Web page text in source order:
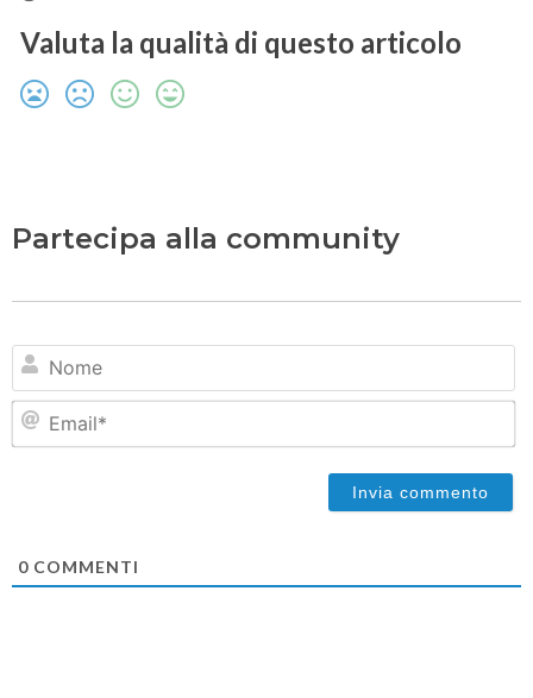
Valuta la qualità di questo articolo
Partecipa alla community
0 COMMENTI